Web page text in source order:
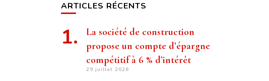
ARTICLES RÉCENTS
La société de construction
propose un compte d’épargne
compétitif à 6 % d’intérêt
29 juillet 2026